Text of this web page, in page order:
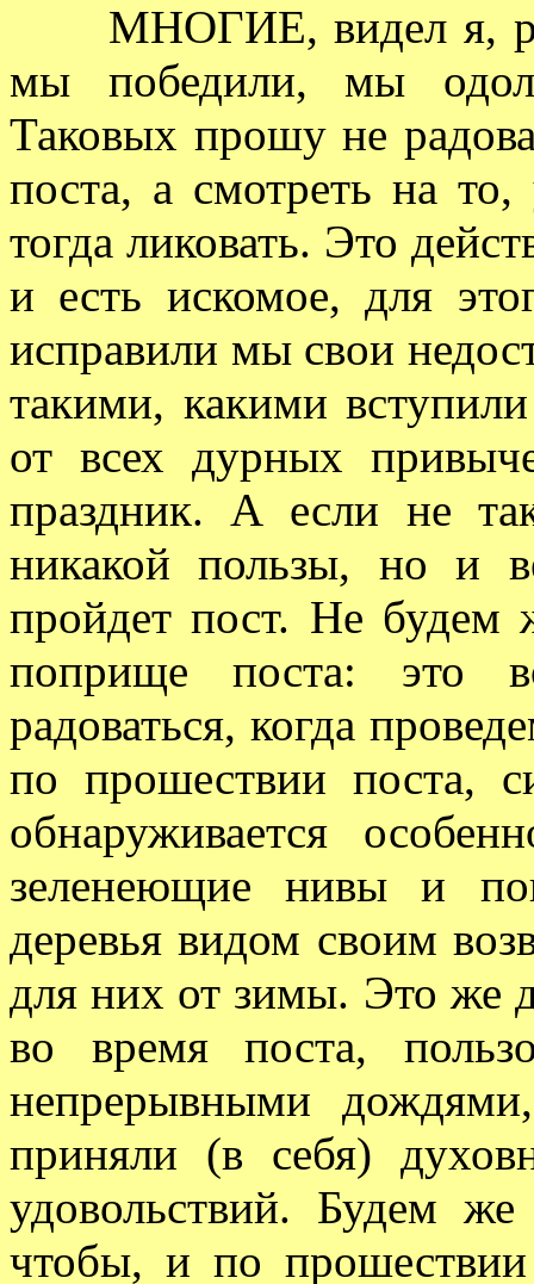
МНОГИЕ, видел я,
мы победили, мы
Таковых прошу не
поста, а смотреть на
тогда ликовать. Это
и есть искомое, для
исправили мы свои
такими, какими
от всех дурных
праздник. А если не
никакой пользы, но и
пройдет пост. Не будем
поприще поста: это
радоваться, когда
по прошествии поста,
обнаруживается
зеленеющие нивы и
деревья видом своим
для них от зимы. Это же
во время поста,
непрерывными
приняли (в себя)
удовольствий. Будем
чтобы, и по